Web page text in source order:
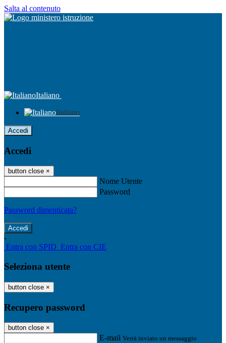
Salta al contenuto
Italiano
Italiano
Accedi
Accedi
button close ×
Nome Utente
Password
Password dimenticata?
-
Entra con SPID Entra con CIE
Seleziona utente
button close ×
Recupero password
button close ×
E-mail Verrà inviato un messaggio